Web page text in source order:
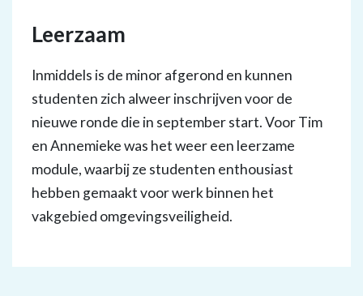
Leerzaam
Inmiddels is de minor afgerond en kunnen
studenten zich alweer inschrijven voor de
nieuwe ronde die in september start. Voor Tim
en Annemieke was het weer een leerzame
module, waarbij ze studenten enthousiast
hebben gemaakt voor werk binnen het
vakgebied omgevingsveiligheid.